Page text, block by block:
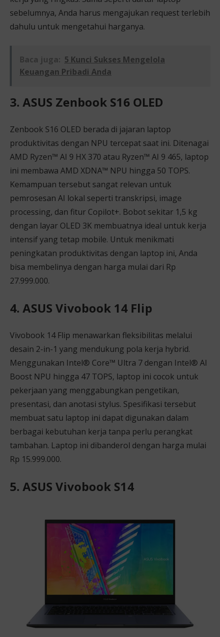
sebelumnya, Anda harus mengajukan request terlebih
dahulu untuk mengetahui harganya.
Baca juga: 5 Kunci Sukses Mengelola
Keuangan Pribadi Anda
3. ASUS Zenbook S16 OLED
Zenbook S16 OLED berada di jajaran laptop
produktivitas dengan NPU tercepat saat ini. Ditenagai
AMD Ryzen™ AI 9 HX 370 atau Ryzen™ AI 9 465, laptop
ini membawa AMD XDNA™ NPU hingga 50 TOPS.
Kemampuan tersebut sangat relevan untuk
pemrosesan AI lokal seperti transkripsi, image
processing, dan fitur Copilot+. Bobot sekitar 1,5 kg
dengan layar OLED 3K membuatnya ideal untuk kerja
intensif yang tetap mobile. Untuk menikmati
peningkatan produktivitas dengan laptop ini, Anda
bisa membelinya dengan harga mulai dari Rp
27.999.000.
4. ASUS Vivobook 14 Flip
Vivobook 14 Flip menawarkan fleksibilitas melalui
desain 2-in-1 yang mendukung pola kerja hybrid.
Menggunakan Intel® Core™ Ultra 7 dengan Intel® AI
Boost NPU hingga 47 TOPS, laptop ini cocok untuk
pekerjaan yang menggabungkan pengetikan,
presentasi, dan anotasi stylus. Spesifikasi tersebut
membuat satu laptop ini dapat digunakan dalam
berbagai kebutuhan kerja tanpa perlu perangkat
tambahan. Laptop ini dibanderol dengan harga mulai
Rp 15.999.000.
5. ASUS Vivobook S14